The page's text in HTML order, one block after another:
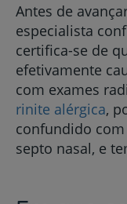
Antes de
especialista
certifica-se de
efetivamente
com exames
rinite alérgica,
confundido
septo nasal, e